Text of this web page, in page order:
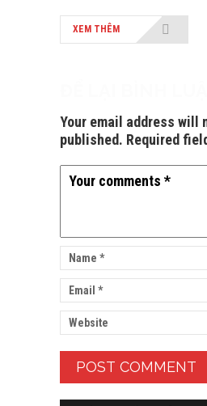
XEM THÊM
Your email address will
published. Required